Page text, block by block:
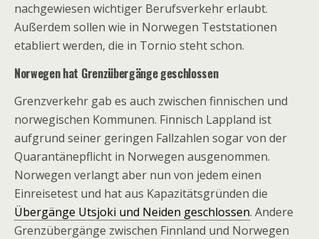
nachgewiesen wichtiger Berufsverkehr erlaubt.
Außerdem sollen wie in Norwegen Teststationen
etabliert werden, die in Tornio steht schon.
Norwegen hat Grenzübergänge geschlossen
Grenzverkehr gab es auch zwischen finnischen und
norwegischen Kommunen. Finnisch Lappland ist
aufgrund seiner geringen Fallzahlen sogar von der
Quarantänepflicht in Norwegen ausgenommen.
Norwegen verlangt aber nun von jedem einen
Einreisetest und hat aus Kapazitätsgründen die
Übergänge Utsjoki und Neiden geschlossen. Andere
Grenzübergänge zwischen Finnland und Norwegen